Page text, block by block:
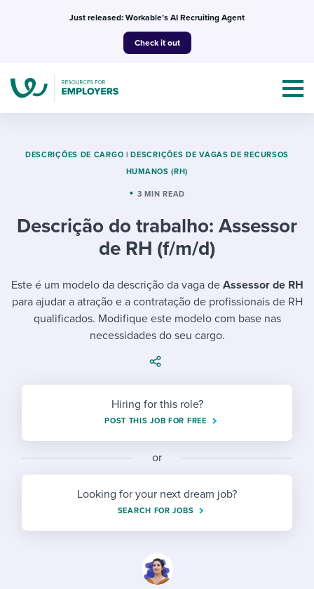
Just released: Workable’s AI Recruiting Agent
Check it out
Topics
Mobilizing AI in my work
Evaluating candidates
Working together with others
Maintaining hiring pipelines
Developing & retaining people
Ensuring compliance
Finding and attracting people
Establishing an employer brand
Candidate/employee experiences
Templates & Guides
I WANT...
Job description templates
Policy templates
Onboarding checklists
Step-by-step tutorials
Free ebooks & reports
HR terms
I’m a jobseeker
I WANT TO LEARN ABOUT...
Pay & benefits
Career development
Modern working life
Overall career resources
Attend webinars & events
Workable customer stories
Explore Workable
Request a demo
Start a free trial
DESCRIÇÕES DE CARGO | DESCRIÇÕES DE VAGAS DE RECURSOS
HUMANOS (RH)
3 MIN READ
Descrição do trabalho: Assessor
de RH (f/m/d)
Este é um modelo da descrição da vaga de Assessor de RH
para ajudar a atração e a contratação de profissionais de RH
qualificados. Modifique este modelo com base nas
necessidades do seu cargo.
Hiring for this role?
POST THIS JOB FOR FREE
or
Looking for your next dream job?
SEARCH FOR JOBS